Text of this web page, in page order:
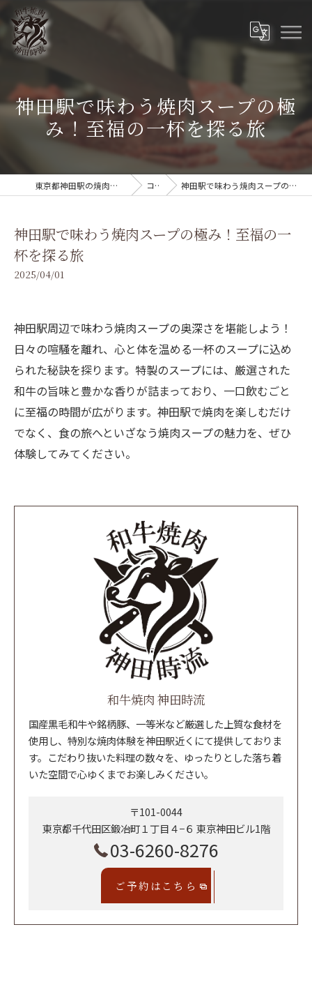
神田駅で味わう焼肉スープの極
み！至福の一杯を探る旅
東京都神田駅の焼肉なら和牛焼肉 神田時流 コラム 神田駅で味わう焼肉スープの極み！至福の一杯を探る旅
神田駅で味わう焼肉スープの極み！至福の一
杯を探る旅
2025/04/01
神田駅周辺で味わう焼肉スープの奥深さを堪能しよう！
日々の喧騒を離れ、心と体を温める一杯のスープに込め
られた秘訣を探ります。特製のスープには、厳選された
和牛の旨味と豊かな香りが詰まっており、一口飲むごと
に至福の時間が広がります。神田駅で焼肉を楽しむだけ
でなく、食の旅へといざなう焼肉スープの魅力を、ぜひ
体験してみてください。
和牛焼肉 神田時流
国産黒毛和牛や銘柄豚、一等米など厳選した上質な食材を
使用し、特別な焼肉体験を神田駅近くにて提供しておりま
す。こだわり抜いた料理の数々を、ゆったりとした落ち着
いた空間で心ゆくまでお楽しみください。
〒101-0044
東京都千代田区鍛冶町１丁目４−６ 東京神田ビル1階
03-6260-8276
ご予約はこちら